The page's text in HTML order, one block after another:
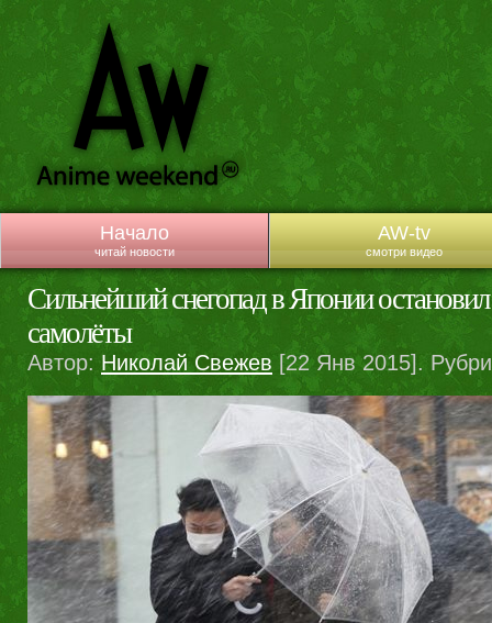
Начало
читай новости
AW-tv
смотри видео
Сильнейший снегопад в Японии остановил
самолёты
Автор: Николай Свежев [22 Янв 2015].